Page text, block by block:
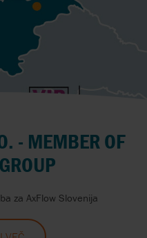
- MEMBER OF
za AxFlow Slovenija